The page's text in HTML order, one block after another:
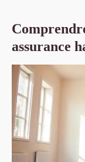
assurance